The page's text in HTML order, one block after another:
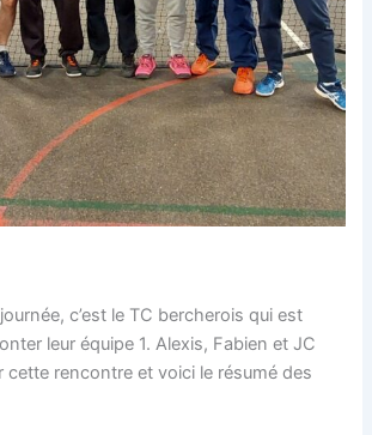
c’est le TC bercherois qui est
leur équipe 1. Alexis, Fabien et JC
cette rencontre et voici le résumé des